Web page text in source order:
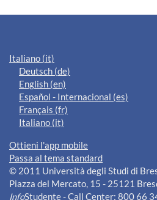
Blocchi supplementari
Italiano ‎(it)‎
Deutsch ‎(de)‎
English ‎(en)‎
Español - Internacional ‎(es)‎
Français ‎(fr)‎
Italiano ‎(it)‎
Ottieni l'app mobile
Passa al tema standard
© 2011 Università degli Studi di
Piazza del Mercato, 15 - 25121
InfoStudente - Call Center: 800 66